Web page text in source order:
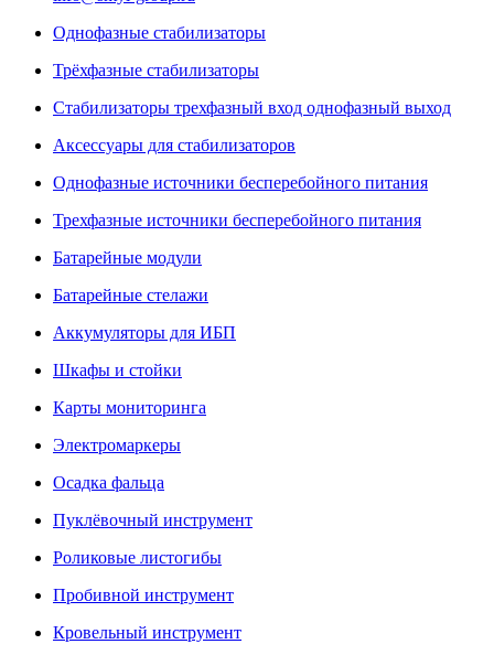
Однофазные стабилизаторы
Трёхфазные стабилизаторы
Стабилизаторы трехфазный вход однофазный выход
Аксеcсуары для стабилизаторов
Однофазные источники бесперебойного питания
Трехфазные источники бесперебойного питания
Батарейные модули
Батарейные стелажи
Аккумуляторы для ИБП
Шкафы и стойки
Карты мониторинга
Электромаркеры
Осадка фальца
Пуклёвочный инструмент
Роликовые листогибы
Пробивной инструмент
Кровельный инструмент